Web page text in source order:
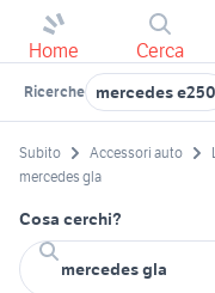
Home Cerca
Ricerche mercedes e250
Subito Accessori auto
mercedes gla
Cosa cerchi?